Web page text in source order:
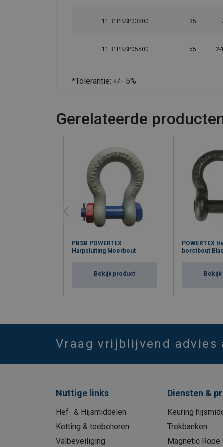
11.31PBSP03500 35
11.31PBSP05500 55 2-
*Tolerantie: +/- 5%
Gerelateerde
PBSB POWERTEX
Harpsluiting Moerbout
Bekijk product
POWERTEX
borstbout
Vraag vrijblijvend advies
Nuttige links
Hef- & Hijsmiddelen
Ketting & toebehoren
Valbeveiliging
Diensten &
Keuring
Trekbanken
Magnetic Rope